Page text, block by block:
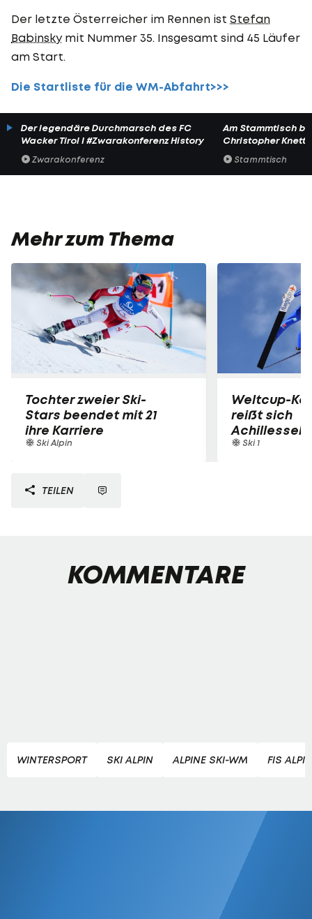
Der letzte Österreicher im Rennen ist Stefan
Babinskymit Nummer 35. Insgesamt sind 45 Läufer
am Start.
Die Startliste für die WM-Abfahrt>>>
Der legendäre Durchmarsch des FC
Wacker Tirol I #Zwarakonferenz History
Zwarakonferenz
Am Stammtisch
Christopher Knett
Stammtisch
Mehr zum Thema
Tochter zweier Ski-
Stars beendet mit 21
ihre Karriere
Ski Alpin
Weltcup-
reißt sich
Ski 1
TEILEN
KOMMENTARE
WINTERSPORT SKI ALPIN ALPINE SKI-WM FIS